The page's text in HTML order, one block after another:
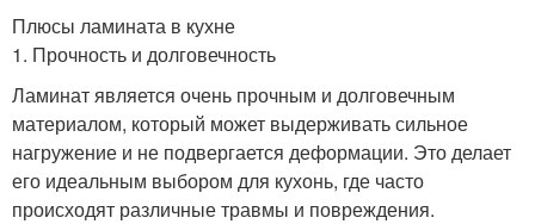
Плюсы ламината в кухне
1. Прочность и долговечность
Ламинат является очень прочным и долговечным
материалом, который может выдерживать сильное
нагружение и не подвергается деформации. Это делает
его идеальным выбором для кухонь, где часто
происходят различные травмы и повреждения.